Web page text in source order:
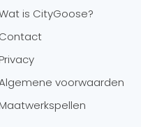
is CityGoose?
Contact
voorwaarden